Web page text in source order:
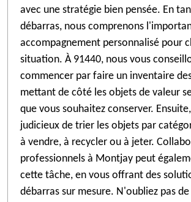
avec une stratégie bien pensée. En
débarras, nous comprenons
accompagnement personnalisé pour
situation. À 91440, nous vous
commencer par faire un inventaire
mettant de côté les objets de valeur
que vous souhaitez conserver.
judicieux de trier les objets par
à vendre, à recycler ou à jeter.
professionnels à Montjay peut
cette tâche, en vous offrant des
débarras sur mesure. N'oubliez pas